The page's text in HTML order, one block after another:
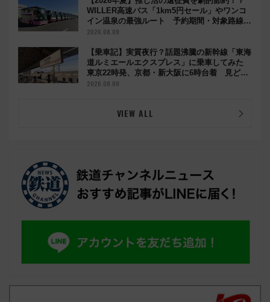
WILLER高速バス「1km5円セール」やワンコ
イン温泉の最強ルート 予約期間・対象路線ま
とめ
2026.08.09
【乗車記】実質夜行？話題沸騰の新幹線「東海
道ルミエールエクスプレス」に乗車してみた
東京22時発、京都・新大阪に6時台着 見どこ
ろは岐阜羽島の素晴らし過ぎる朝
2026.08.09
VIEW ALL